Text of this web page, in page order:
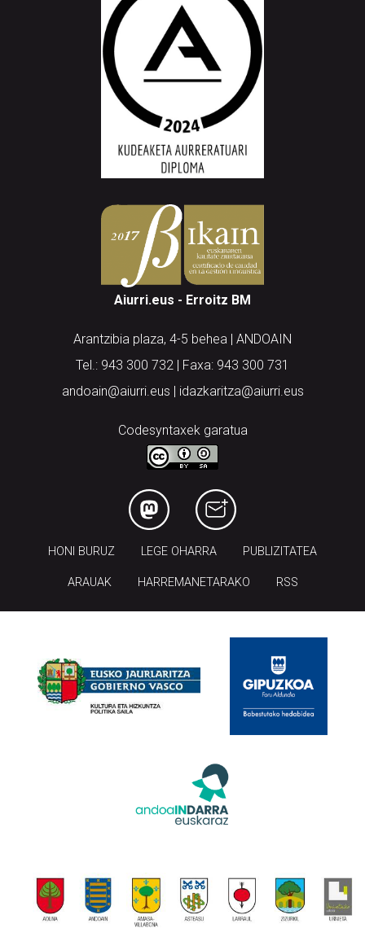
Aiurri.eus - Erroitz BM
Arantzibia plaza, 4-5 behea | ANDOAIN
Tel.: 943 300 732 | Faxa: 943 300 731
andoain@aiurri.eus | idazkaritza@aiurri.eus
Codesyntaxek garatua
HONI BURUZ LEGE OHARRA PUBLIZITATEA
ARAUAK HARREMANETARAKO RSS